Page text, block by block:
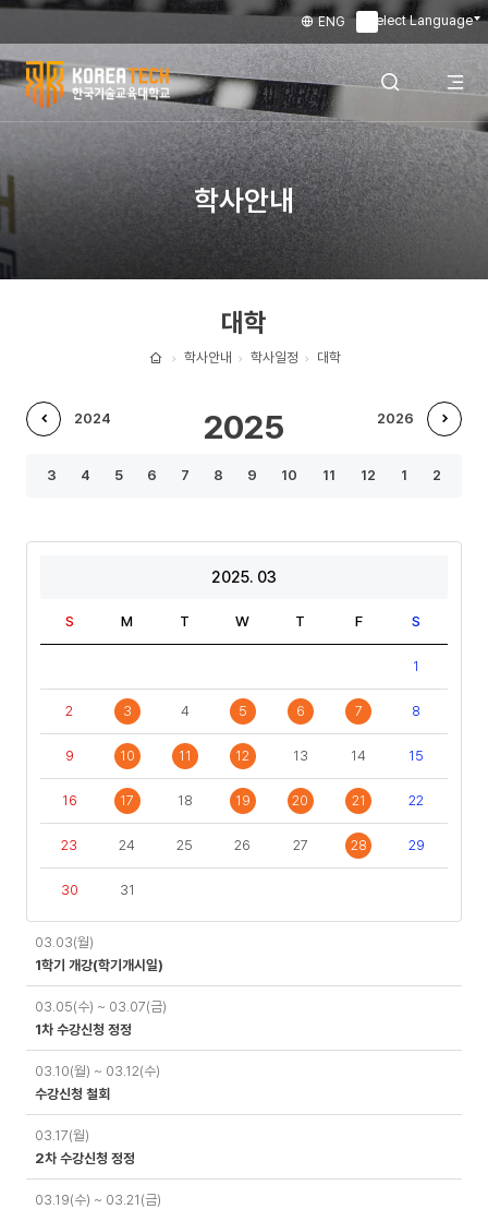
Select Language
ENG
검색 레이어
한
국
교
학
교
전
학사안내
학사안내 학사일정 대학
대학
2024
전
2025 2026
3 4 5 6 7 8 9 10 11 12 1 2
2025. 03
S M T W T F S
1
2 3 4 5 6 7 8
9 10 11 12 13 14 15
16 17 18 19 20 21 22
23 24 25 26 27 28 29
30 31
03.03(월)
1학기 개강(학기개시일)
03.05(수) ~ 03.07(금)
1차 수강신청 정정
03.10(월) ~ 03.12(수)
수강신청 철회
03.17(월)
2차 수강신청 정정
03.19(수) ~ 03.21(금)